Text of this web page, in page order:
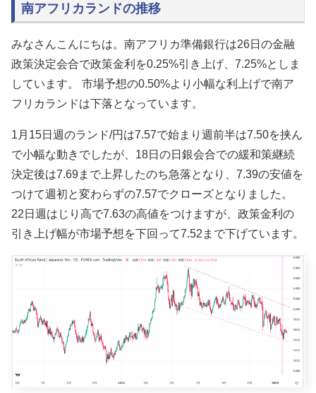
南アフリカランドの推移
みなさんこんにちは。 南アフリカ準備銀行は26日の金融
政策決定会合で政策金利を0.25%引き上げ、7.25%としま
しています。 市場予想の0.50%より小幅な利上げで南ア
フリカランドは下落となっています。
1月15日週のランド/円は7.57で始まり週前半は7.50を挟ん
で小幅な動きでしたが、18日の日銀会合での緩和策継続
決定後は7.69まで上昇したのち急落となり、7.39の安値を
つけて週初と変わらずの7.57でクローズとなりました。
22日週はじり高で7.63の高値をつけますが、政策金利の
引き上げ幅が市場予想を下回って7.52まで下げています。